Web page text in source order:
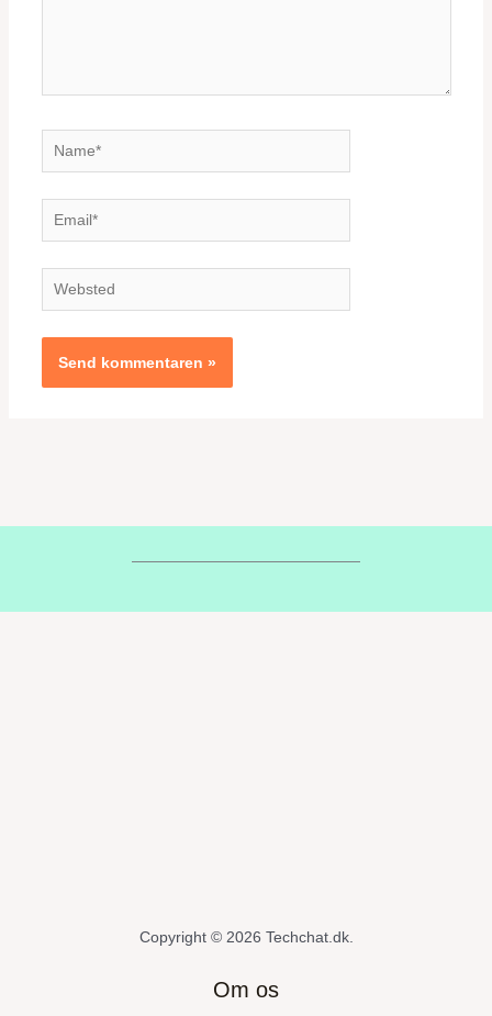
Name*
Email*
Websted
Copyright © 2026 Techchat.dk.
Om os